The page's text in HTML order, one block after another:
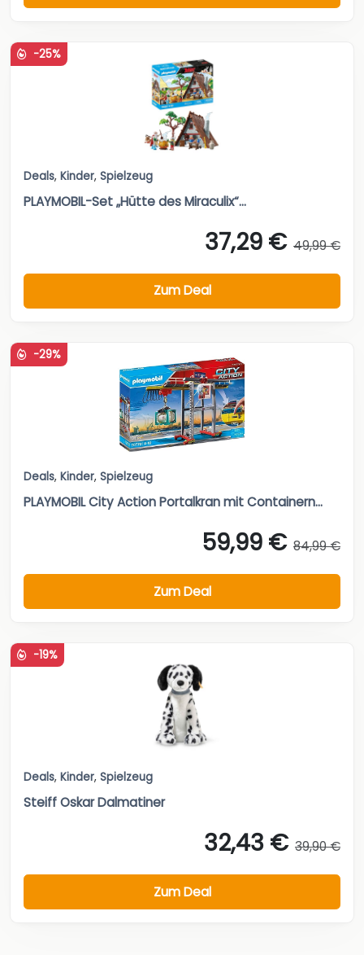
-25%
Deals, Kinder, Spielzeug
PLAYMOBIL-Set „Hütte des Miraculix“...
37,29 € 49,99 €
Zum Deal
-29%
Deals, Kinder, Spielzeug
PLAYMOBIL City Action Portalkran mit Containern...
59,99 € 84,99 €
Zum Deal
-19%
Deals, Kinder, Spielzeug
Steiff Oskar Dalmatiner
32,43 € 39,90 €
Zum Deal